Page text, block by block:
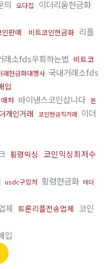
의 오다집
이더리움현금화
판매 비트코인현금화 리플
래소fds우회하는법 비트코
래현금화대행사 국내거래소fds
입
처 바이낸스코인삽니다 돈
개인거래 코인현금직거래 이더
횡령믹싱
코인믹싱최저수
usdc구입처 횡령현금화 테더
체 트론리플전송업체 코인
입